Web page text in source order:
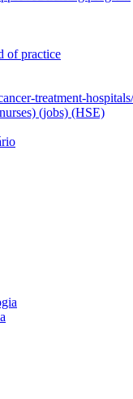
of practice
treatment-
(jobs) (HSE)